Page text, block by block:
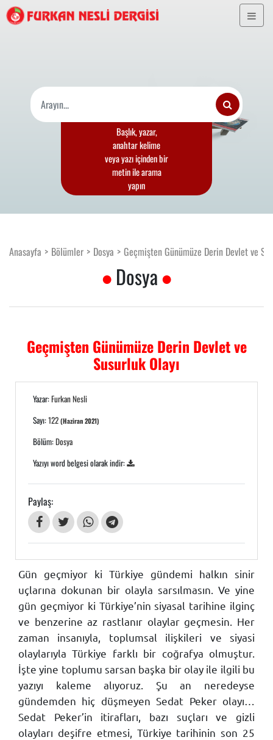
Başlık, yazar,
anahtar kelime
veya yazı içinden bir
metin ile arama
yapın
Anasayfa Bölümler Dosya Geçmişten Günümüze Derin Devlet ve
Dosya
Geçmişten Günümüze Derin Devlet ve
Susurluk Olayı
Yazar:Furkan Nesli
Sayı:122(Haziran 2021)
Bölüm:Dosya
Yazıyı word belgesi olarak indir:
Paylaş:
Gün geçmiyor ki Türkiye gündemi halkın sinir
uçlarına dokunan bir olayla sarsılmasın. Ve yine
gün geçmiyor ki Türkiye’nin siyasal tarihine ilginç
ve benzerine az rastlanır olaylar geçmesin. Her
zaman insanıyla, toplumsal ilişkileri ve siyasi
olaylarıyla Türkiye farklı bir coğrafya olmuştur.
İşte yine toplumu sarsan başka bir olay ile ilgili bu
yazıyı kaleme alıyoruz. Şu an neredeyse
gündemden hiç düşmeyen Sedat Peker olayı…
Sedat Peker’in itirafları, bazı suçları ve gizli
olayları deşifre etmesi, Türkiye tarihinin son 25